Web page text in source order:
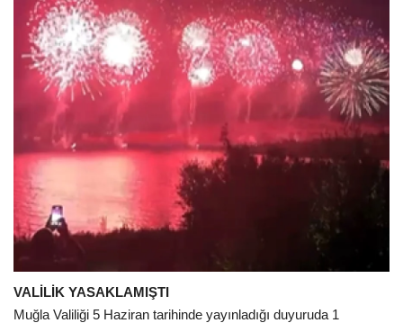
VALİLİK YASAKLAMIŞTI
Muğla Valiliği 5 Haziran tarihinde yayınladığı duyuruda 1